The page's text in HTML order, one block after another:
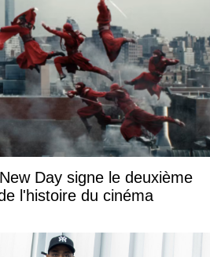
Day signe le deuxième
l'histoire du cinéma